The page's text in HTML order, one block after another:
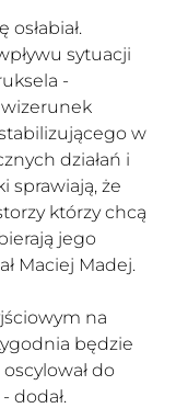
sytuacji
-
w
działań i
sprawiają, że
którzy chcą
jego
Maciej Madej.
na
będzie
do
dodał.